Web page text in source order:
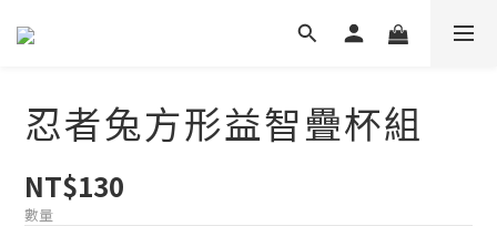
忍者兔方形益智疊杯組
NT$130
數量